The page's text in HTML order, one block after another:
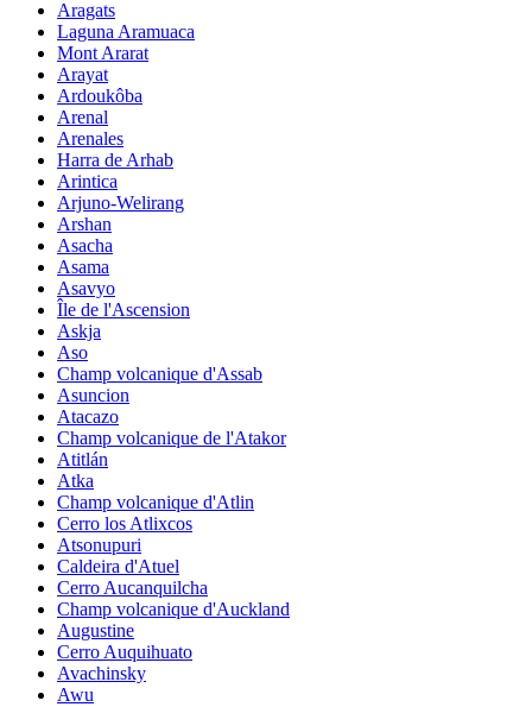
Aragats
Laguna Aramuaca
Mont Ararat
Arayat
Ardoukôba
Arenal
Arenales
Harra de Arhab
Arintica
Arjuno-Welirang
Arshan
Asacha
Asama
Asavyo
Île de l'Ascension
Askja
Aso
Champ volcanique d'Assab
Asuncion
Atacazo
Champ volcanique de l'Atakor
Atitlán
Atka
Champ volcanique d'Atlin
Cerro los Atlixcos
Atsonupuri
Caldeira d'Atuel
Cerro Aucanquilcha
Champ volcanique d'Auckland
Augustine
Cerro Auquihuato
Avachinsky
Awu